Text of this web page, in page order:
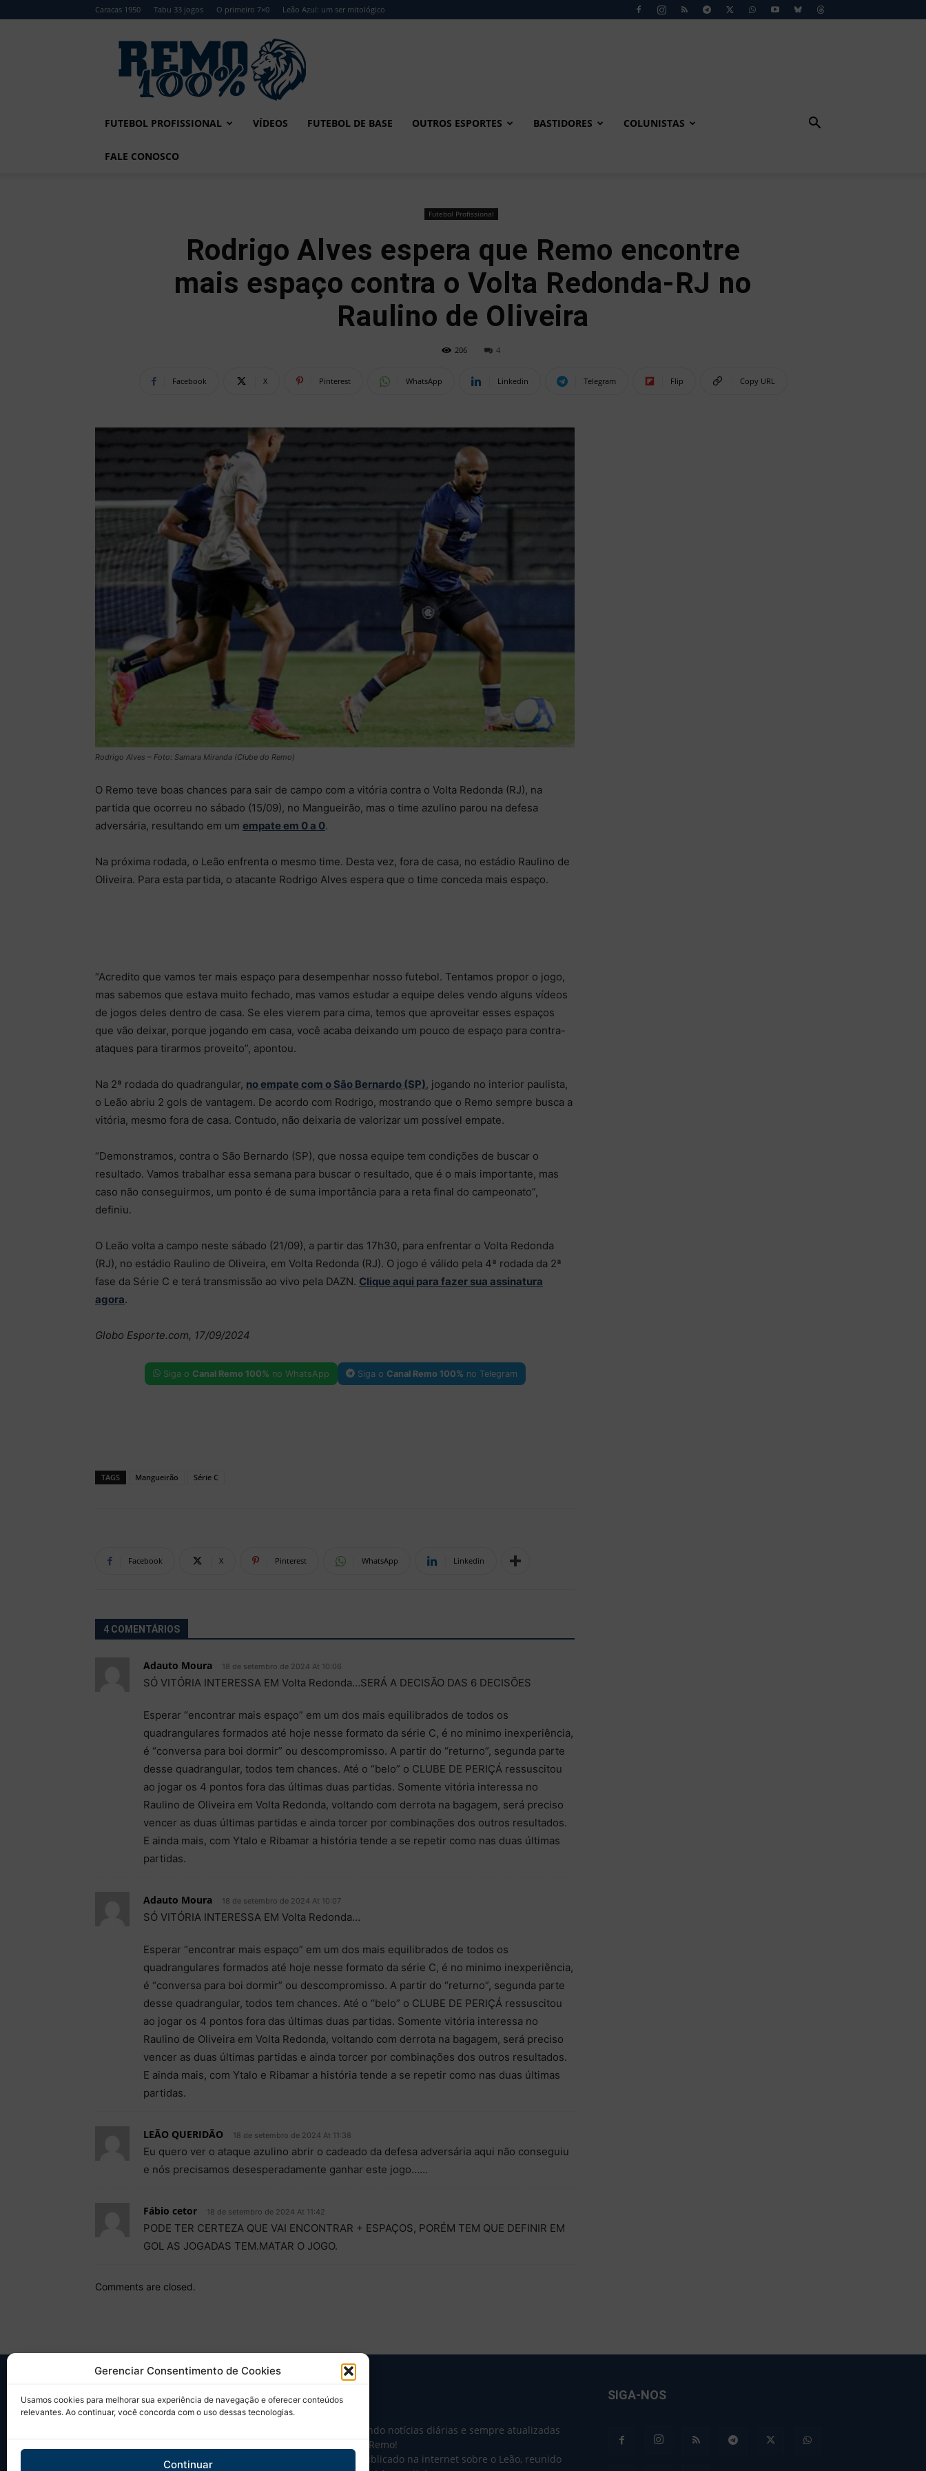
Gerenciar Consentimento de Cookies
Usamos cookies para melhorar sua experiência de navegação e oferecer conteúdos
relevantes. Ao continuar, você concorda com o uso dessas tecnologias.
Continuar
Caracas 1950 Tabu 33 jogos O primeiro 7×0 Leão Azul: um ser mitológico
Remo
FUTEBOL PROFISSIONAL VÍDEOS FUTEBOL DE BASE OUTROS ESPORTES BASTIDORES COLUNISTAS
FALE CONOSCO
Futebol Profissional
Rodrigo Alves espera que Remo encontre
mais espaço contra o Volta Redonda-RJ no
Raulino de Oliveira
206 4
Facebook X Pinterest WhatsApp Linkedin Telegram Flip Copy URL
Rodrigo Alves – Foto: Samara Miranda (Clube do Remo)
O Remo teve boas chances para sair de campo com a vitória contra o Volta Redonda (RJ), na
partida que ocorreu no sábado (15/09), no Mangueirão, mas o time azulino parou na defesa
adversária, resultando em um empate em 0 a 0.
Na próxima rodada, o Leão enfrenta o mesmo time. Desta vez, fora de casa, no estádio Raulino de
Oliveira. Para esta partida, o atacante Rodrigo Alves espera que o time conceda mais espaço.
“Acredito que vamos ter mais espaço para desempenhar nosso futebol. Tentamos propor o jogo,
mas sabemos que estava muito fechado, mas vamos estudar a equipe deles vendo alguns vídeos
de jogos deles dentro de casa. Se eles vierem para cima, temos que aproveitar esses espaços
que vão deixar, porque jogando em casa, você acaba deixando um pouco de espaço para contra-
ataques para tirarmos proveito”, apontou.
Na 2ª rodada do quadrangular, no empate com o São Bernardo (SP), jogando no interior paulista,
o Leão abriu 2 gols de vantagem. De acordo com Rodrigo, mostrando que o Remo sempre busca a
vitória, mesmo fora de casa. Contudo, não deixaria de valorizar um possível empate.
“Demonstramos, contra o São Bernardo (SP), que nossa equipe tem condições de buscar o
resultado. Vamos trabalhar essa semana para buscar o resultado, que é o mais importante, mas
caso não conseguirmos, um ponto é de suma importância para a reta final do campeonato”,
definiu.
O Leão volta a campo neste sábado (21/09), a partir das 17h30, para enfrentar o Volta Redonda
(RJ), no estádio Raulino de Oliveira, em Volta Redonda (RJ). O jogo é válido pela 4ª rodada da 2ª
fase da Série C e terá transmissão ao vivo pela DAZN. Clique aqui para fazer sua assinatura
agora.
Globo Esporte.com, 17/09/2024
Siga o Canal Remo 100% no WhatsApp Siga o Canal Remo 100% no Telegram
TAGS Mangueirão Série C
Facebook X Pinterest WhatsApp Linkedin
4 COMENTÁRIOS
Adauto Moura 18 de setembro de 2024 At 10:06
SÓ VITÓRIA INTERESSA EM Volta Redonda…SERÁ A DECISÃO DAS 6 DECISÕES
Esperar “encontrar mais espaço” em um dos mais equilibrados de todos os
quadrangulares formados até hoje nesse formato da série C, é no minimo inexperiência,
é “conversa para boi dormir” ou descompromisso. A partir do “returno”, segunda parte
desse quadrangular, todos tem chances. Até o “belo” o CLUBE DE PERIÇÁ ressuscitou
ao jogar os 4 pontos fora das últimas duas partidas. Somente vitória interessa no
Raulino de Oliveira em Volta Redonda, voltando com derrota na bagagem, será preciso
vencer as duas últimas partidas e ainda torcer por combinações dos outros resultados.
E ainda mais, com Ytalo e Ribamar a história tende a se repetir como nas duas últimas
partidas.
Adauto Moura 18 de setembro de 2024 At 10:07
SÓ VITÓRIA INTERESSA EM Volta Redonda…
Esperar “encontrar mais espaço” em um dos mais equilibrados de todos os
quadrangulares formados até hoje nesse formato da série C, é no minimo inexperiência,
é “conversa para boi dormir” ou descompromisso. A partir do “returno”, segunda parte
desse quadrangular, todos tem chances. Até o “belo” o CLUBE DE PERIÇÁ ressuscitou
ao jogar os 4 pontos fora das últimas duas partidas. Somente vitória interessa no
Raulino de Oliveira em Volta Redonda, voltando com derrota na bagagem, será preciso
vencer as duas últimas partidas e ainda torcer por combinações dos outros resultados.
E ainda mais, com Ytalo e Ribamar a história tende a se repetir como nas duas últimas
partidas.
LEÃO QUERIDÃO 18 de setembro de 2024 At 11:38
Eu quero ver o ataque azulino abrir o cadeado da defesa adversária aqui não conseguiu
e nós precisamos desesperadamente ganhar este jogo……
Fábio cetor 18 de setembro de 2024 At 11:42
PODE TER CERTEZA QUE VAI ENCONTRAR + ESPAÇOS, PORÉM TEM QUE DEFINIR EM
GOL AS JOGADAS TEM.MATAR O JOGO.
Comments are closed.
SOBRE NÓS
Desde 2004 trazendo notícias diárias e sempre atualizadas
sobre o Clube do Remo!
Tudo o que sai publicado na internet sobre o Leão, reunido
SIGA-NOS